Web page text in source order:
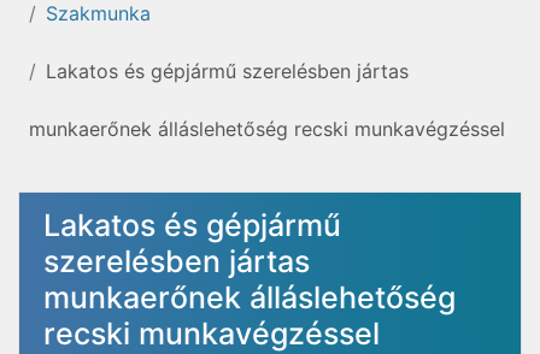
Szakmunka
Lakatos és gépjármű szerelésben jártas
munkaerőnek álláslehetőség recski munkavégzéssel
Lakatos és gépjármű
szerelésben jártas
munkaerőnek álláslehetőség
recski munkavégzéssel